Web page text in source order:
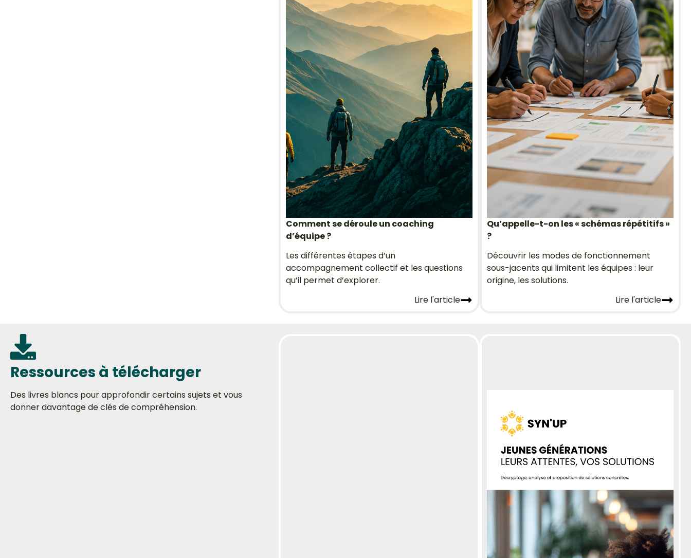
Comment se déroule un coaching
d’équipe ?
Les différentes étapes d’un
accompagnement collectif et les questions
qu’il permet d’explorer.
Lire l'article
Qu’appelle-t-on les « schémas répétitifs »
?
Découvrir les modes de fonctionnement
sous-jacents qui limitent les équipes : leur
origine, les solutions.
Lire l'article
Ressources à télécharger
Des livres blancs pour approfondir certains sujets et vous
donner davantage de clés de compréhension.